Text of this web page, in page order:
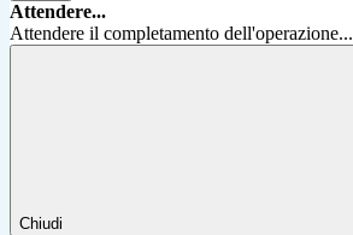
Attendere...
Attendere il completamento dell'operazione...
Chiudi